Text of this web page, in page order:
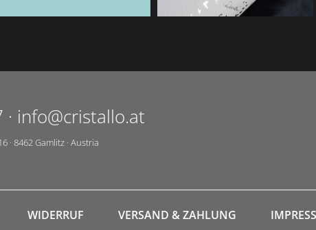
· info@cristallo.at
· 8462Gamlitz · Austria
WIDERRUF VERSAND & ZAHLUNG